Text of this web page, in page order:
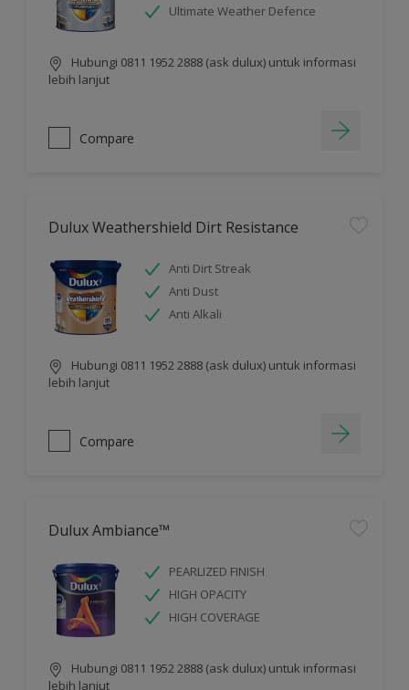
Ultimate Weather Defence
Hubungi 0811 1952 2888 (ask dulux) untuk informasi
lebih lanjut
Compare
Dulux Weathershield Dirt Resistance
Anti Dirt Streak
Anti Dust
Anti Alkali
Hubungi 0811 1952 2888 (ask dulux) untuk informasi
lebih lanjut
Compare
Dulux Ambiance™
PEARLIZED FINISH
HIGH OPACITY
HIGH COVERAGE
Hubungi 0811 1952 2888 (ask dulux) untuk informasi
lebih lanjut